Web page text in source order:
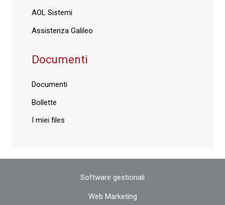
AOL Sistemi
Assistenza Galileo
Documenti
Documenti
Bollette
I miei files
Software gestionali
Web Marketing